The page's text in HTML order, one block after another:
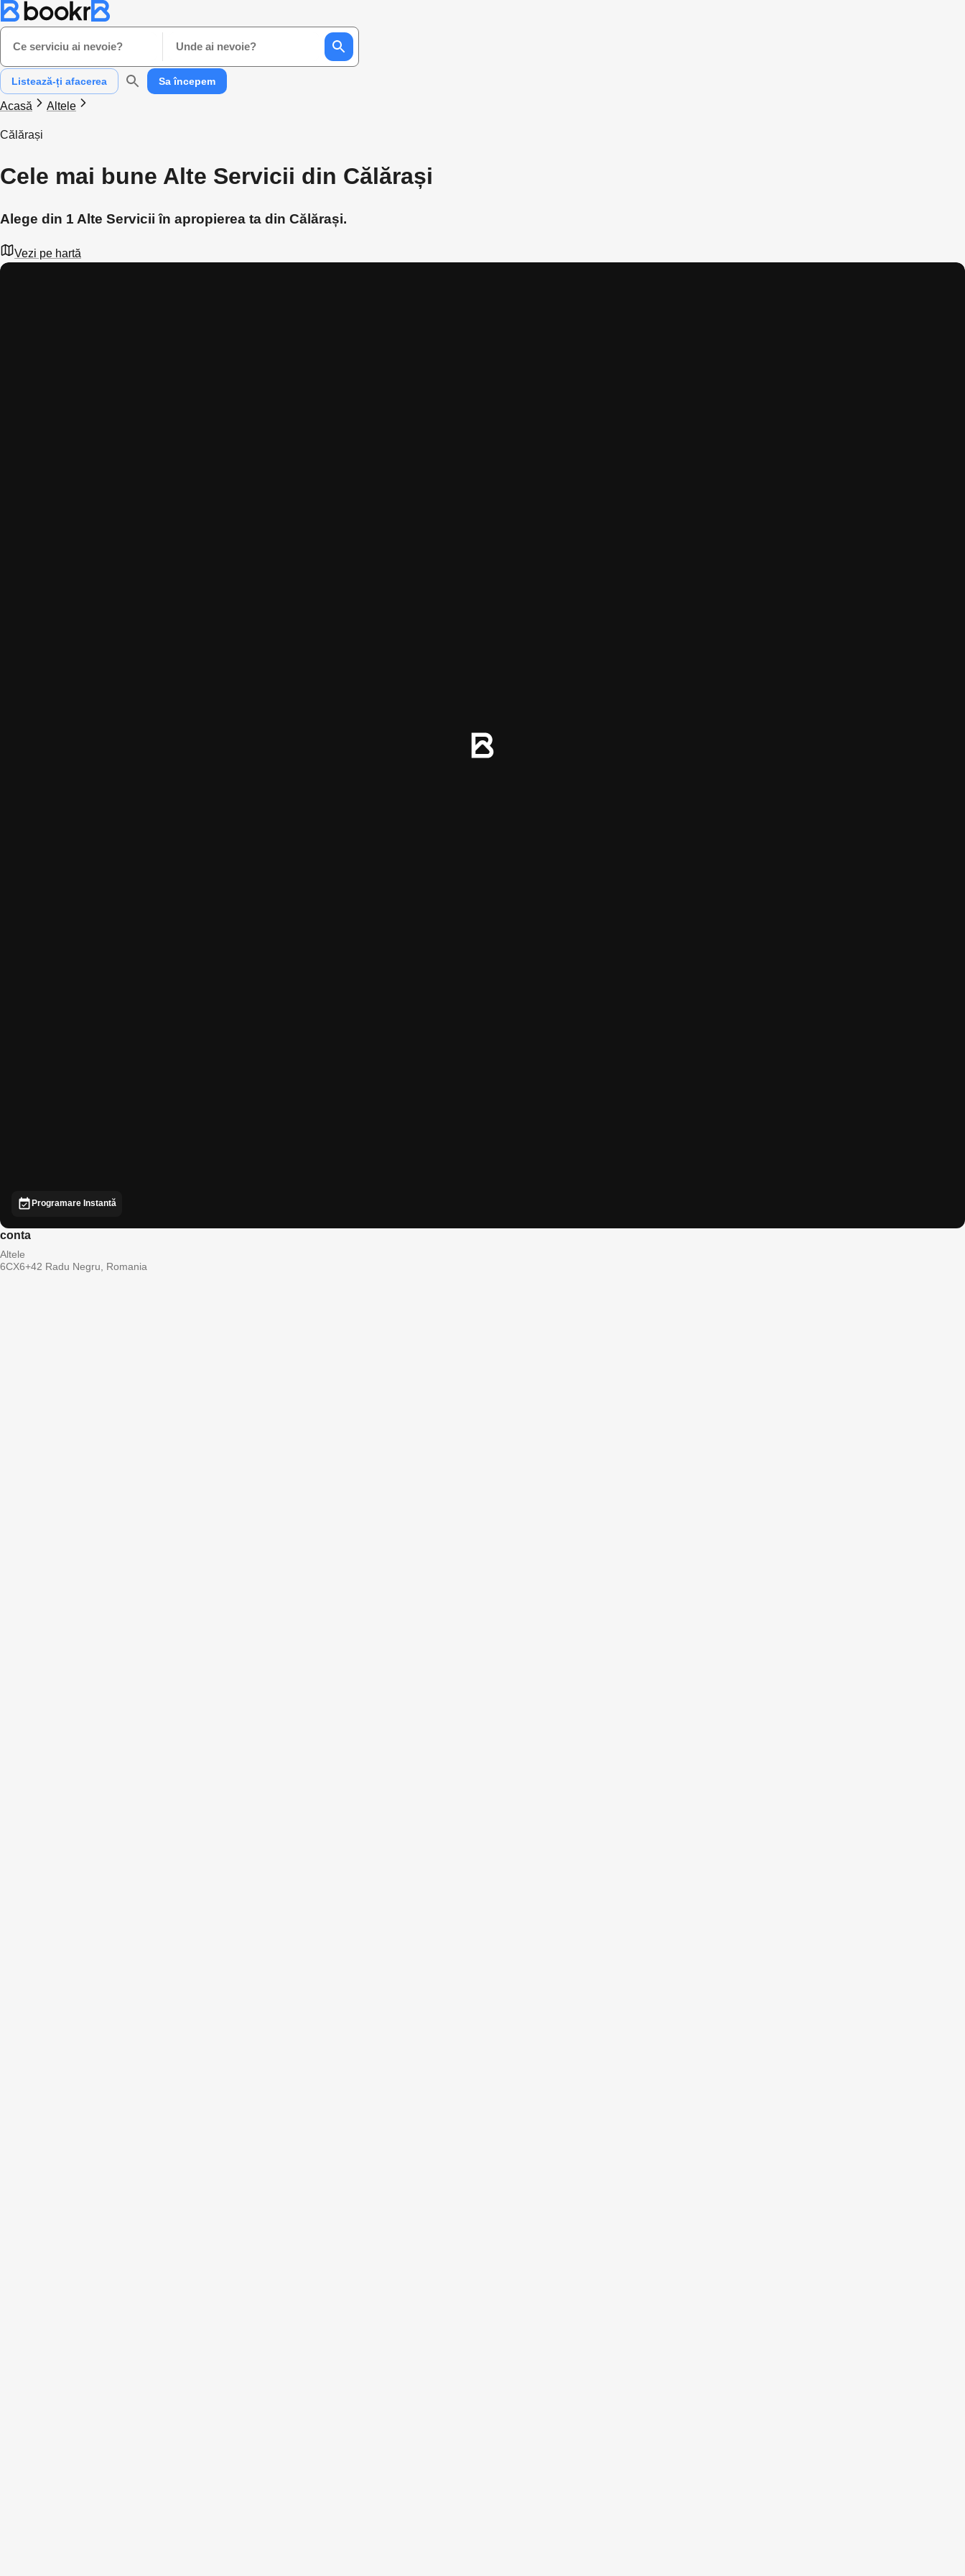
Ce serviciu ai nevoie? Unde ai nevoie?
Listează-ți afacerea Sa începem
Acasă Altele
Călărași
Cele mai bune Alte Servicii din Călărași
Alege din 1 Alte Servicii în apropierea ta din Călărași.
Vezi pe hartă
Programare Instantă
conta
Altele
6CX6+42 Radu Negru, Romania